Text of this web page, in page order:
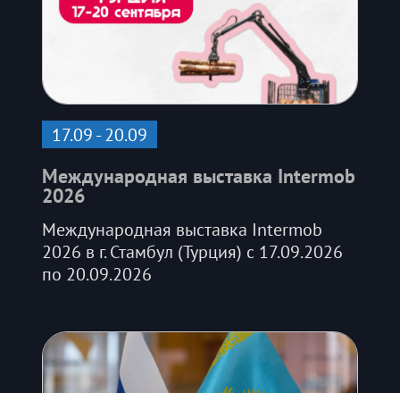
17.09 - 20.09
Международная выставка Intermob
2026
Международная выставка Intermob
2026 в г. Стамбул (Турция) с 17.09.2026
по 20.09.2026